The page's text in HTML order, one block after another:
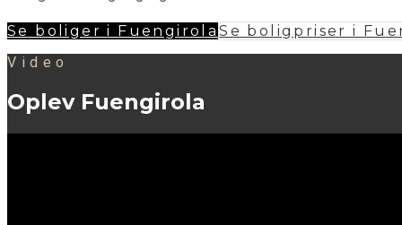
Se boliger i Fuengirola Se boligpriser i
Video
Oplev Fuengirola